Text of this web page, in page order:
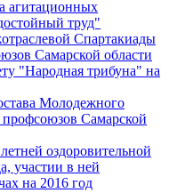
агитационных
труд"
Спартакиады
Самарской области
"Народная трибуна" на
Молодежного
Самарской
оздоровительной
участии в ней
на 2016 год